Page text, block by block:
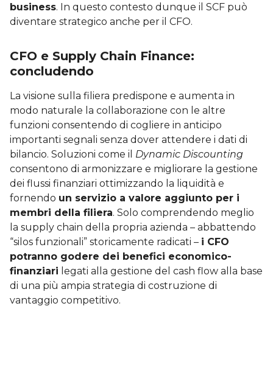
business. In questo contesto dunque il SCF può
diventare strategico anche per il CFO.
CFO e Supply Chain Finance:
concludendo
La visione sulla filiera predispone e aumenta in
modo naturale la collaborazione con le altre
funzioni consentendo di cogliere in anticipo
importanti segnali senza dover attendere i dati di
bilancio. Soluzioni come il Dynamic Discounting
consentono di armonizzare e migliorare la gestione
dei flussi finanziari ottimizzando la liquidità e
fornendo un servizio a valore aggiunto per i
membri della filiera. Solo comprendendo meglio
la supply chain della propria azienda – abbattendo
“silos funzionali” storicamente radicati – i CFO
potranno godere dei benefici economico-
finanziari legati alla gestione del cash flow alla base
di una più ampia strategia di costruzione di
vantaggio competitivo.